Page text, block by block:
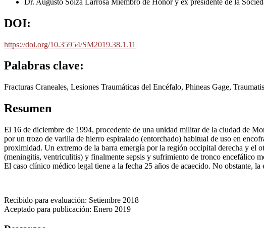
DOI:
https://doi.org/10.35954/SM2019.38.1.11
Palabras clave:
Fracturas Craneales, Lesiones Traumáticas del Encéfalo, Phineas Gage,
Resumen
El 16 de diciembre de 1994, procedente de una unidad militar de la ciudad de
por un trozo de varilla de hierro espiralado (entorchado) habitual de uso en
proximidad. Un extremo de la barra emergía por la región occipital derecha y el
(meningitis, ventriculitis) y finalmente sepsis y sufrimiento de tronco encefálico
El caso clínico médico legal tiene a la fecha 25 años de acaecido. No obstante,
Recibido para evaluación: Setiembre 2018
Aceptado para publicación: Enero 2019